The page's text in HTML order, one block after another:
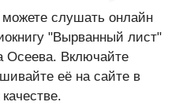
слушать онлайн
"Вырванный лист"
Осеева. Включайте
её на сайте в